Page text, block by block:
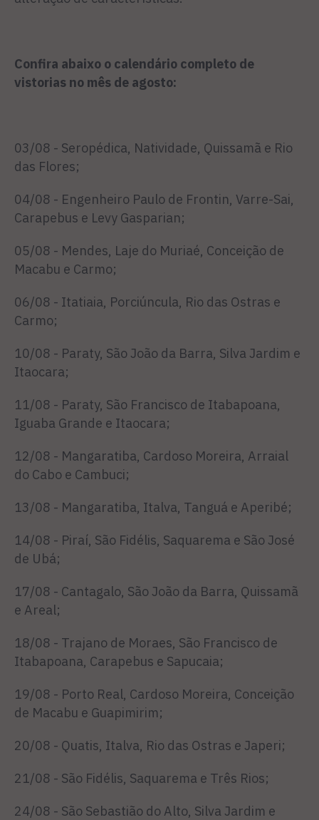
Confira abaixo o calendário completo de
vistorias no mês de agosto:
03/08 - Seropédica, Natividade, Quissamã e Rio
das Flores;
04/08 - Engenheiro Paulo de Frontin, Varre-Sai,
Carapebus e Levy Gasparian;
05/08 - Mendes, Laje do Muriaé, Conceição de
Macabu e Carmo;
06/08 - Itatiaia, Porciúncula, Rio das Ostras e
Carmo;
10/08 - Paraty, São João da Barra, Silva Jardim e
Itaocara;
11/08 - Paraty, São Francisco de Itabapoana,
Iguaba Grande e Itaocara;
12/08 - Mangaratiba, Cardoso Moreira, Arraial
do Cabo e Cambuci;
13/08 - Mangaratiba, Italva, Tanguá e Aperibé;
14/08 - Piraí, São Fidélis, Saquarema e São José
de Ubá;
17/08 - Cantagalo, São João da Barra, Quissamã
e Areal;
18/08 - Trajano de Moraes, São Francisco de
Itabapoana, Carapebus e Sapucaia;
19/08 - Porto Real, Cardoso Moreira, Conceição
de Macabu e Guapimirim;
20/08 - Quatis, Italva, Rio das Ostras e Japeri;
21/08 - São Fidélis, Saquarema e Três Rios;
24/08 - São Sebastião do Alto, Silva Jardim e